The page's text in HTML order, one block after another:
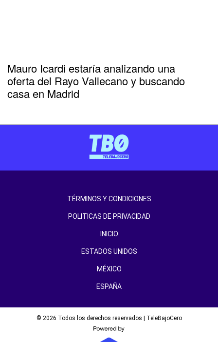
Mauro Icardi estaría analizando una
oferta del Rayo Vallecano y buscando
casa en Madrid
TÉRMINOS Y CONDICIONES
POLITICAS DE PRIVACIDAD
INICIO
ESTADOS UNIDOS
MÉXICO
ESPAÑA
© 2026 Todos los derechos reservados | TeleBajoCero